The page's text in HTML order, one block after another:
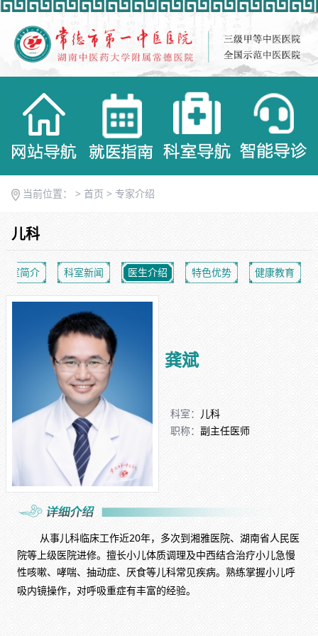
当前位置： > 首页 > 专家介绍
儿科
科室简介 科室新闻 医生介绍 特色优势 健康教育
龚斌
科室： 儿科
职称： 副主任医师
从事儿科临床工作近20年，多次到湘雅医院、湖南省人民医
院等上级医院进修。擅长小儿体质调理及中西结合治疗小儿急慢
性咳嗽、哮喘、抽动症、厌食等儿科常见疾病。熟练掌握小儿呼
吸内镜操作，对呼吸重症有丰富的经验。